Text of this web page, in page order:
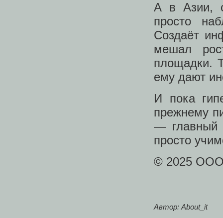
А в Азии,
просто
Создаёт
мешал
площадки.
ему дают
И пока
прежнему
— главный
просто
© 2025
Автор: About_it